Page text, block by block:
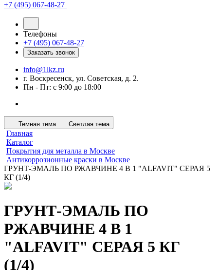
+7 (495) 067-48-27
Телефоны
+7 (495) 067-48-27
Заказать звонок
info@1lkz.ru
г. Воскресенск, ул. Советская, д. 2.
Пн - Пт: с 9:00 до 18:00
Темная тема Светлая тема
Главная
Каталог
Покрытия для металла в Москве
Антикоррозионные краски в Москве
ГРУНТ-ЭМАЛЬ ПО РЖАВЧИНЕ 4 В 1 "ALFAVIT" СЕРАЯ 5
КГ (1/4)
ГРУНТ-ЭМАЛЬ ПО
РЖАВЧИНЕ 4 В 1
"ALFAVIT" СЕРАЯ 5 КГ
(1/4)